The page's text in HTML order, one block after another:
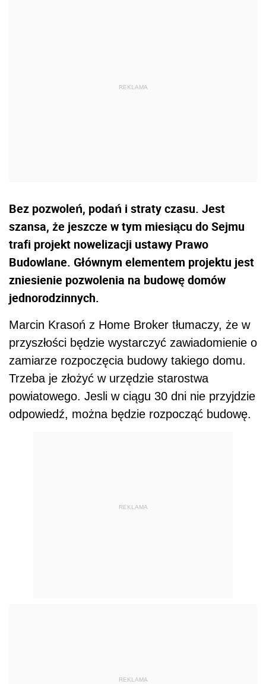
Bez pozwoleń, podań i straty czasu. Jest
szansa, że jeszcze w tym miesiącu do Sejmu
trafi projekt nowelizacji ustawy Prawo
Budowlane. Głównym elementem projektu jest
zniesienie pozwolenia na budowę domów
jednorodzinnych.
Marcin Krasoń z Home Broker tłumaczy, że w
przyszłości będzie wystarczyć zawiadomienie o
zamiarze rozpoczęcia budowy takiego domu.
Trzeba je złożyć w urzędzie starostwa
powiatowego. Jesli w ciągu 30 dni nie przyjdzie
odpowiedź, można będzie rozpocząć budowę.
REKLAMA
REKLAMA